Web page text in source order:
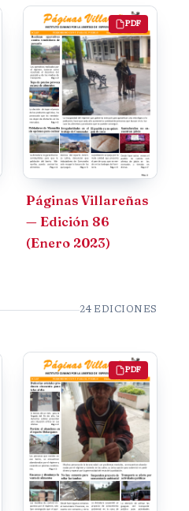
PDF
Páginas Villareñas
— Edición 86
(Enero 2023)
24 EDICIONES
PDF